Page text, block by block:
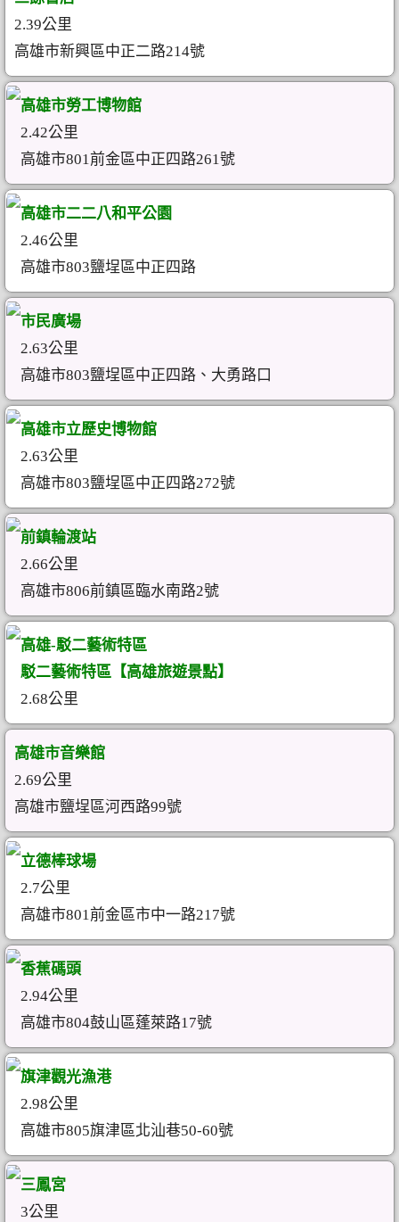
2.39公里
高雄市新興區中正二路214號
高雄市勞工博物館
2.42公里
高雄市801前金區中正四路261號
高雄市二二八和平公園
2.46公里
高雄市803鹽埕區中正四路
市民廣場
2.63公里
高雄市803鹽埕區中正四路、大勇路口
高雄市立歷史博物館
2.63公里
高雄市803鹽埕區中正四路272號
前鎮輪渡站
2.66公里
高雄市806前鎮區臨水南路2號
高雄-駁二藝術特區
駁二藝術特區【高雄旅遊景點】
2.68公里
高雄市音樂館
2.69公里
高雄市鹽埕區河西路99號
立德棒球場
2.7公里
高雄市801前金區市中一路217號
香蕉碼頭
2.94公里
高雄市804鼓山區蓬萊路17號
旗津觀光漁港
2.98公里
高雄市805旗津區北汕巷50-60號
三鳳宮
3公里